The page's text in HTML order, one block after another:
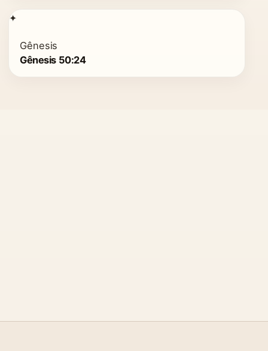
✦
Gênesis
Gênesis 50:24